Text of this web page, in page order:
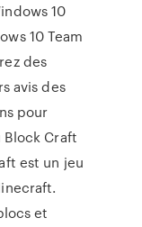
10
10 Team
des
avis des
pour
Block Craft
est un jeu
et